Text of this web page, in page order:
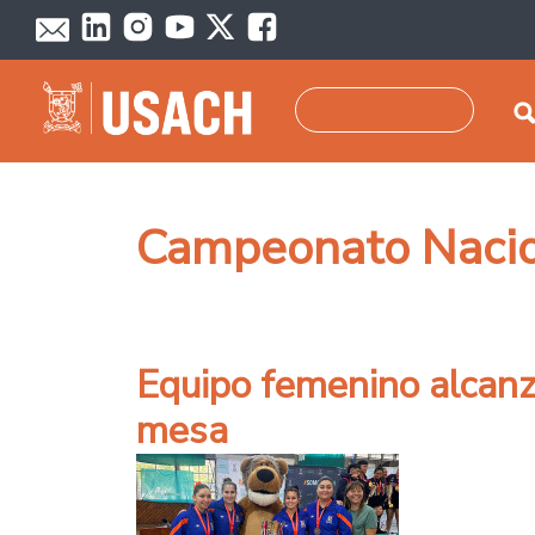
Pasar al contenido principal
Campeonato
Equipo femenino
mesa